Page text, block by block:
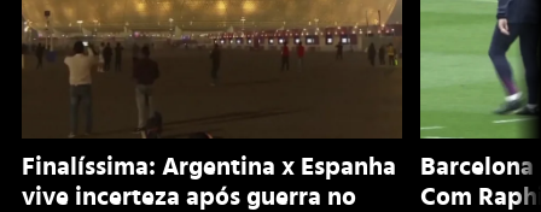
Finalíssima: Argentina x Espanha
vive incerteza após guerra no
Com